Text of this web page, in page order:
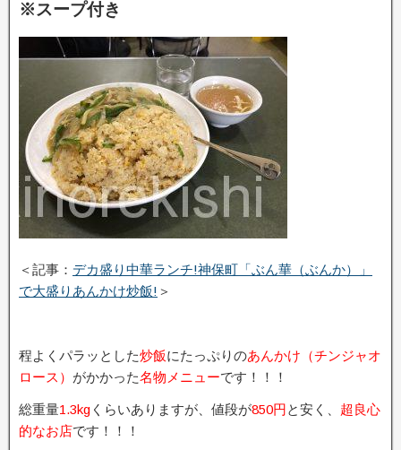
※スープ付き
＜記事： デカ盛り中華ランチ!神保町「ぶん華（ぶんか）」
で大盛りあんかけ炒飯! ＞
程よくパラッとした炒飯にたっぷりのあんかけ（チンジャオ
ロース） がかかった名物メニューです！！！
総重量1.3kg くらいありますが、値段が850円と安く、 超良心
的なお店です！！！